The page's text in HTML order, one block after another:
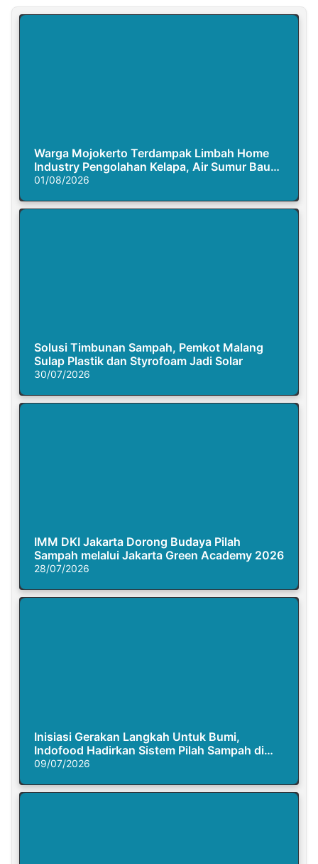
Warga Mojokerto Terdampak Limbah Home
Industry Pengolahan Kelapa, Air Sumur Bau
Busuk
01/08/2026
Solusi Timbunan Sampah, Pemkot Malang
Sulap Plastik dan Styrofoam Jadi Solar
30/07/2026
IMM DKI Jakarta Dorong Budaya Pilah
Sampah melalui Jakarta Green Academy 2026
28/07/2026
Inisiasi Gerakan Langkah Untuk Bumi,
Indofood Hadirkan Sistem Pilah Sampah di
Semasa Piknik
09/07/2026